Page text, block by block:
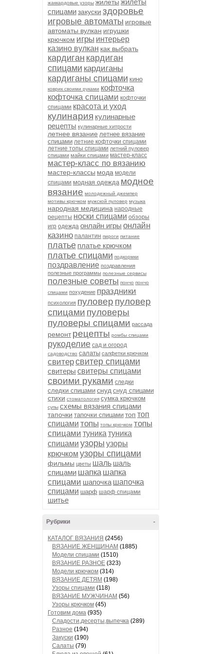
жаккардовые узоры жилеты жилеты
спицамизакуски здоровье
игровые автоматы игровые
автоматы вулкан игрушки
крючком игры интерьер
казино вулкан как выбрать
кардиган кардиган
спицами кардиганы
кардиганы спицами кино
коврик своими руками кофточка
кофточка спицами кофточки
спицами красота и уход
кулинария кулинарные
рецепты кулинарные хитрости
летнее вязание летнее вязание
спицами летние кофточки спицами
летние топы спицами летний пуловер
спицами майки спицами мастер-класс
мастер-класс по вязанию
мастер-классы мода модели
спицами модная одежда модное
вязание молодежный джемпер
мотивы крючком мужской пуловер музыка
народная медицина народные
рецепты носки спицами обзоры
игр одежда онлайн игры онлайн
казино палантин пироги питание
платье платье крючком
платье спицами подкормки
поздравление поздравления
полезные программы полезные сервисы
полезные советы пончо пончо
спицами похудение праздники
психология пуловер пуловер
спицами пуловеры
пуловеры спицами рассада
ремонт рецепты ромбы спицами
рукоделие сад и огород
садоводство салаты салфетки крючком
свитерсвитер спицами
свитеры свитеры спицами
своими руками следки
следки спицами снуд снуд спицами
стихи стоматология сумка крючком
супы схемы вязания спицами
тапочки тапочки спицами топ топ
спицами топы топы крючком топы
спицами туника туника
спицами узоры узоры
крючком узоры спицами
фильмы цветы шаль шаль
спицами шапка шапка
спицами шапочка шапочка
спицами шарф шарф спицами
шитье
-
Рубрики
КАТАЛОГ ВЯЗАНИЯ (2456)
ВЯЗАНИЕ ЖЕНЩИНАМ (1885)
Модели спицами (1510)
ВЯЗАНИЕ РАЗНОЕ (323)
Модели крючком (314)
ВЯЗАНИЕ ДЕТЯМ (198)
Узоры спицами (118)
ВЯЗАНИЕ МУЖЧИНАМ (56)
Узоры крючком (45)
Готовим дома (935)
Сладости,десерты,выпечка (289)
Разное (194)
Закуски (190)
Салаты (79)